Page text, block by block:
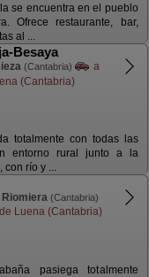
se encuentra en el pueblo
Ofrece restaurante, bar,
al ...
Besaya
(Cantabria)
a
(Cantabria)
totalmente con todas las
entorno rural junto a la
con río y ...
Riomiera (Cantabria)
Luena (Cantabria)
pasiega totalmente